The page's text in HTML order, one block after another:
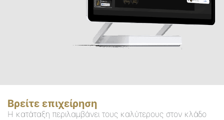
Βρείτε επιχείρηση
Η κατάταξη περιλαμβάνει τους καλύτερους στον κλάδο